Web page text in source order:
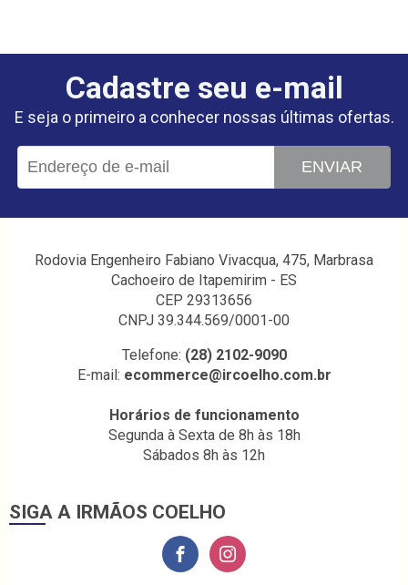
Cadastre seu e-mail
E seja o primeiro a conhecer nossas últimas ofertas.
ENVIAR
Rodovia Engenheiro Fabiano Vivacqua, 475, Marbrasa
Cachoeiro de Itapemirim - ES
CEP 29313656
CNPJ 39.344.569/0001-00
Telefone: (28) 2102-9090
E-mail: ecommerce@ircoelho.com.br
Horários de funcionamento
Segunda à Sexta de 8h às 18h
Sábados 8h às 12h
SIGA A IRMÃOS COELHO